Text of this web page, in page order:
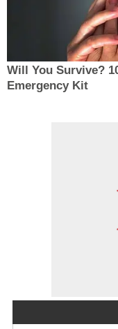
Will You Survive?
Emergency Kit